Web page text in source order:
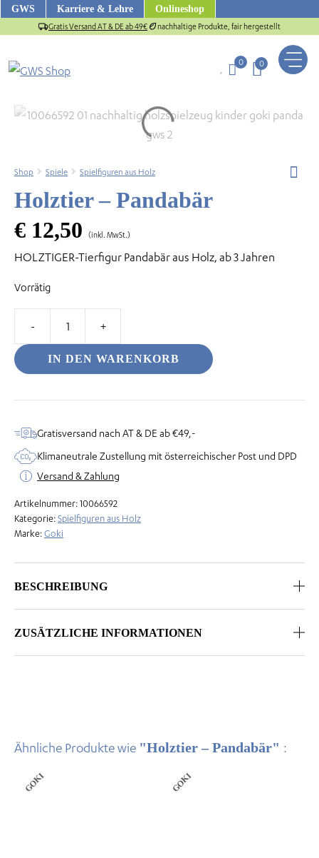
ZumGWS Karriere & Lehre Onlineshop
Gratis Versand AT & DE ab 49€ nachhaltige Produkte, fair hergestellt
0 0
Shop Spiele Spielfiguren aus Holz
Holztier – Pandabär
€ 12,50 (inkl. MwSt.)
HOLZTIGER-Tierfigur Pandabär aus Holz, ab 3 Jahren
Vorrätig
–
Pandabär
IN DEN WARENKORB
Gratisversand nach AT & DE ab €49,-
Klimaneutrale Zustellung mit österreichischer Post und DPD
Versand & Zahlung
Artikelnummer:10066592
Kategorie:Spielfiguren aus Holz
Marke:Goki
BESCHREIBUNG
ZUSÄTZLICHE INFORMATIONEN
Ähnliche Produkte wie "Holztier – Pandabär" :
GOKI GOKI